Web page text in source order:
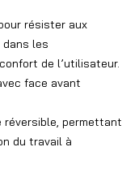
résister aux
les
de l’utilisateur.
face avant
réversible, permettant
du travail à